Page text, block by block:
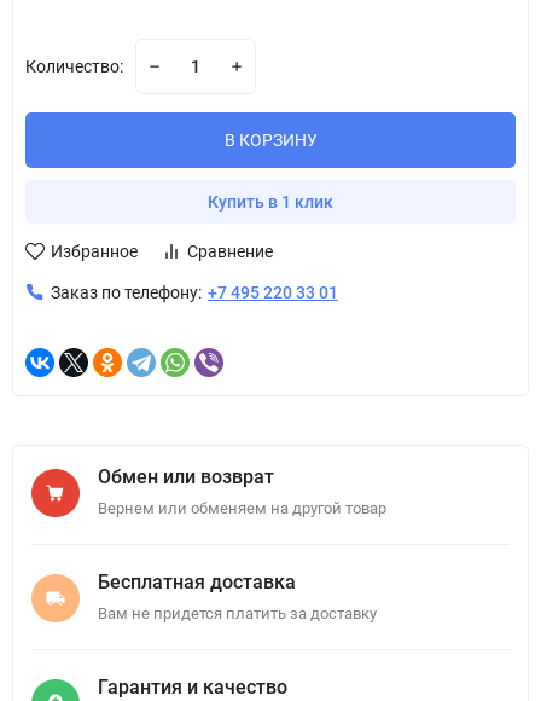
Количество:
В КОРЗИНУ
Купить в 1 клик
Избранное Сравнение
Заказ по телефону: +7 495 220 33 01
Обмен или возврат
Вернем или обменяем на другой товар
Бесплатная доставка
Вам не придется платить за доставку
Гарантия и качество